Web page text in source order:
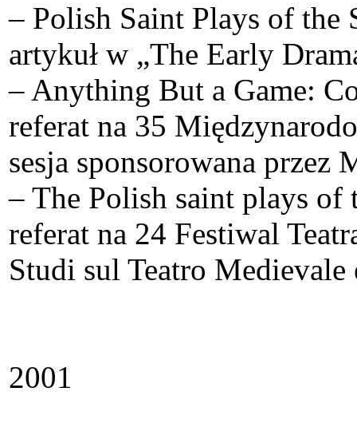
– Polish Saint Plays of the
artykuł w „The Early
– Anything But a Game:
referat na 35
sesja sponsorowana przez
– The Polish saint plays of
referat na 24 Festiwal
Studi sul Teatro
2001